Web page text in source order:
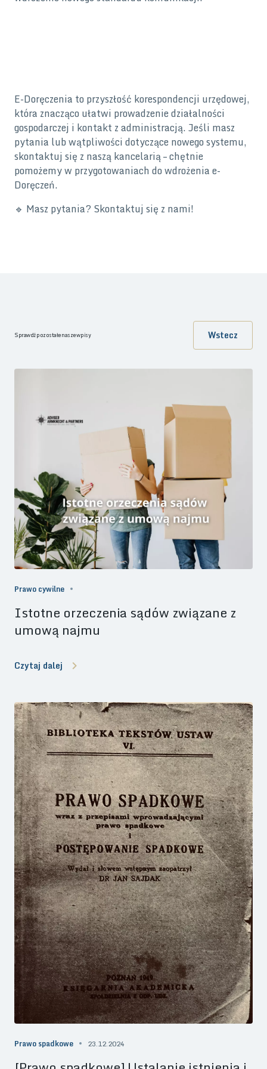
E-Doręczenia to przyszłość korespondencji urzędowej,
która znacząco ułatwi prowadzenie działalności
gospodarczej i kontakt z administracją. Jeśli masz
pytania lub wątpliwości dotyczące nowego systemu,
skontaktuj się z naszą kancelarią – chętnie
pomożemy w przygotowaniach do wdrożenia e-
Doręczeń.
🔹 Masz pytania? Skontaktuj się z nami!
Sprawdź pozostałe nasze wpisy Wstecz
Prawo cywilne
Istotne orzeczenia sądów związane z
umową najmu
Czytaj dalej
Prawo spadkowe 23.12.2024